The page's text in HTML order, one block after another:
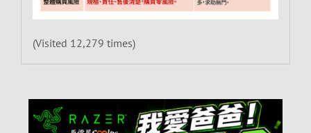
(Visited 12,279 times)